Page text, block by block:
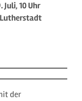
Juli, 10 Uhr
Lutherstadt
der